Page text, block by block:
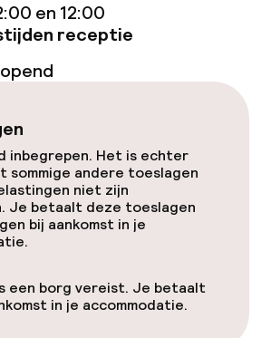
diensten voor kinderen
en 12:00
receptie
inbegrepen. Het is echter
sommige andere toeslagen
niet zijn
Je betaalt deze toeslagen
bij aankomst in je
een borg vereist. Je betaalt
in je accommodatie.